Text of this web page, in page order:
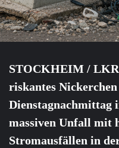
STOCKHEIM /
riskantes
Dienstagnachmittag
massiven Unfall mit
Stromausfällen in